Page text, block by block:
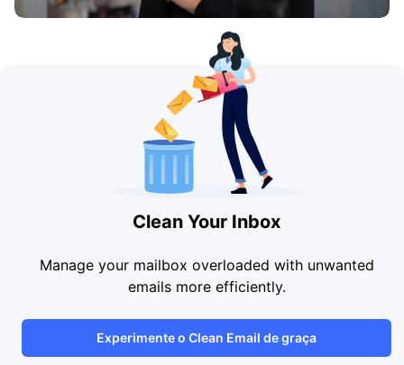
Clean Your Inbox
Manage your mailbox overloaded with unwanted
emails more efficiently.
Experimente o Clean Email de graça